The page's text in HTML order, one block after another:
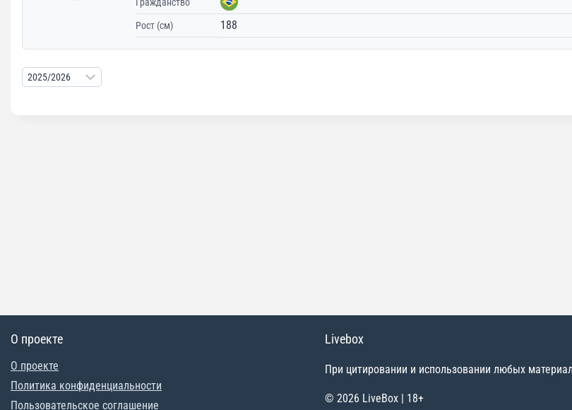
Рост (см) 188
О проекте
О проекте
Политика конфиденциальности
Пользовательское соглашение
Livebox
При цитировании и использовании любых
© 2026 LiveBox | 18+